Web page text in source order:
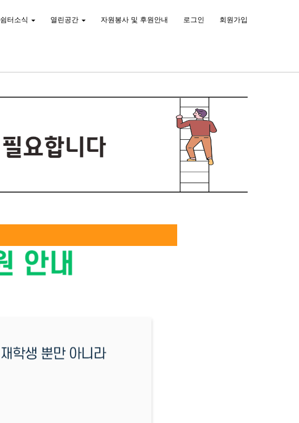
쉼터소식 열린공간 자원봉사 및 후원안내 로그인 회원가입